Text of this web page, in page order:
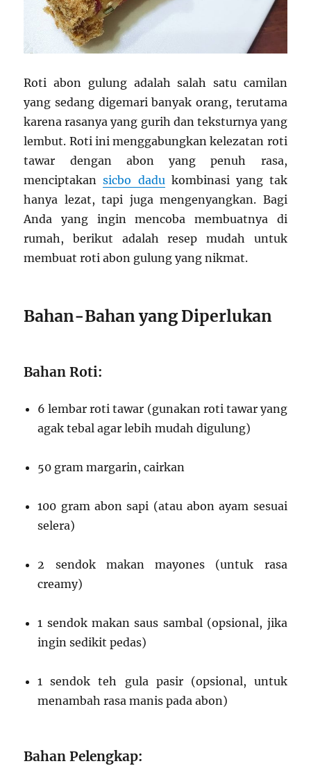
Roti abon gulung adalah salah satu camilan
yang sedang digemari banyak orang, terutama
karena rasanya yang gurih dan teksturnya yang
lembut. Roti ini menggabungkan kelezatan roti
tawar dengan abon yang penuh rasa,
menciptakansicbo dadukombinasi yang tak
hanya lezat, tapi juga mengenyangkan. Bagi
Anda yang ingin mencoba membuatnya di
rumah, berikut adalah resep mudah untuk
membuat roti abon gulung yang nikmat.
Bahan-Bahan yang Diperlukan
Bahan Roti:
6 lembar roti tawar (gunakan roti tawar yang
agak tebal agar lebih mudah digulung)
50 gram margarin, cairkan
100 gram abon sapi (atau abon ayam sesuai
selera)
2 sendok makan mayones (untuk rasa
creamy)
1 sendok makan saus sambal (opsional, jika
ingin sedikit pedas)
1 sendok teh gula pasir (opsional, untuk
menambah rasa manis pada abon)
Bahan Pelengkap: